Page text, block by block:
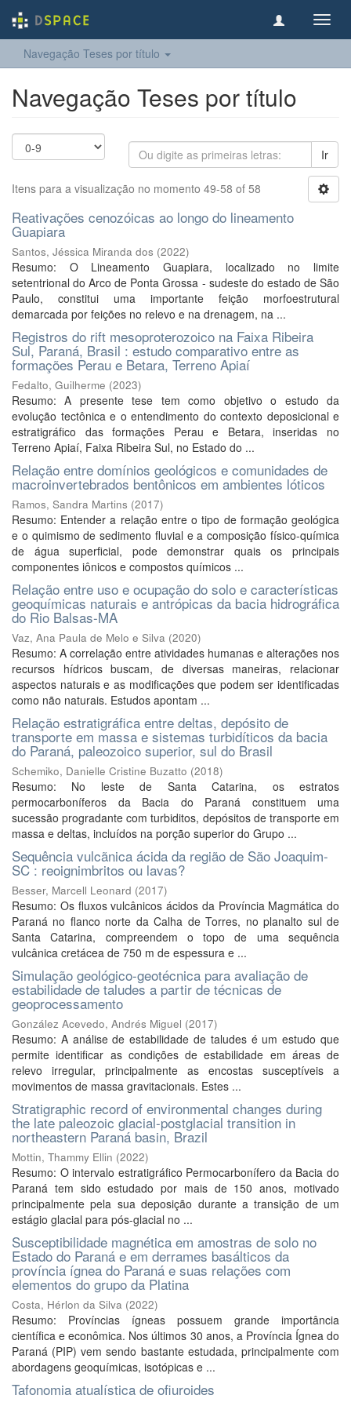
Navegação Teses por título
Navegação Teses por título
Ir
Itens para a visualização no momento 49-58 of 58
Reativações cenozóicas ao longo do lineamento
Guapiara
Santos, Jéssica Miranda dos (2022)
Resumo: O Lineamento Guapiara, localizado no limite
setentrional do Arco de Ponta Grossa - sudeste do estado de São
Paulo, constitui uma importante feição morfoestrutural
demarcada por feições no relevo e na drenagem, na ...
Registros do rift mesoproterozoico na Faixa Ribeira
Sul, Paraná, Brasil : estudo comparativo entre as
formações Perau e Betara, Terreno Apiaí
Fedalto, Guilherme (2023)
Resumo: A presente tese tem como objetivo o estudo da
evolução tectônica e o entendimento do contexto deposicional e
estratigráfico das formações Perau e Betara, inseridas no
Terreno Apiaí, Faixa Ribeira Sul, no Estado do ...
Relação entre domínios geológicos e comunidades de
macroinvertebrados bentônicos em ambientes lóticos
Ramos, Sandra Martins (2017)
Resumo: Entender a relação entre o tipo de formação geológica
e o quimismo de sedimento fluvial e a composição físico-química
de água superficial, pode demonstrar quais os principais
componentes iônicos e compostos químicos ...
Relação entre uso e ocupação do solo e características
geoquímicas naturais e antrópicas da bacia hidrográfica
do Rio Balsas-MA
Vaz, Ana Paula de Melo e Silva (2020)
Resumo: A correlação entre atividades humanas e alterações nos
recursos hídricos buscam, de diversas maneiras, relacionar
aspectos naturais e as modificações que podem ser identificadas
como não naturais. Estudos apontam ...
Relação estratigráfica entre deltas, depósito de
transporte em massa e sistemas turbidíticos da bacia
do Paraná, paleozoico superior, sul do Brasil
Schemiko, Danielle Cristine Buzatto (2018)
Resumo: No leste de Santa Catarina, os estratos
permocarboníferos da Bacia do Paraná constituem uma
sucessão progradante com turbiditos, depósitos de transporte em
massa e deltas, incluídos na porção superior do Grupo ...
Sequência vulcãnica ácida da região de São Joaquim-
SC : reoignimbritos ou lavas?
Besser, Marcell Leonard (2017)
Resumo: Os fluxos vulcânicos ácidos da Província Magmática do
Paraná no flanco norte da Calha de Torres, no planalto sul de
Santa Catarina, compreendem o topo de uma sequência
vulcânica cretácea de 750 m de espessura e ...
Simulação geológico-geotécnica para avaliação de
estabilidade de taludes a partir de técnicas de
geoprocessamento
González Acevedo, Andrés Miguel (2017)
Resumo: A análise de estabilidade de taludes é um estudo que
permite identificar as condições de estabilidade em áreas de
relevo irregular, principalmente as encostas susceptíveis a
movimentos de massa gravitacionais. Estes ...
Stratigraphic record of environmental changes during
the late paleozoic glacial-postglacial transition in
northeastern Paraná basin, Brazil
Mottin, Thammy Ellin (2022)
Resumo: O intervalo estratigráfico Permocarbonífero da Bacia do
Paraná tem sido estudado por mais de 150 anos, motivado
principalmente pela sua deposição durante a transição de um
estágio glacial para pós-glacial no ...
Susceptibilidade magnética em amostras de solo no
Estado do Paraná e em derrames basálticos da
província ígnea do Paraná e suas relações com
elementos do grupo da Platina
Costa, Hérlon da Silva (2022)
Resumo: Províncias ígneas possuem grande importância
científica e econômica. Nos últimos 30 anos, a Província Ígnea do
Paraná (PIP) vem sendo bastante estudada, principalmente com
abordagens geoquímicas, isotópicas e ...
Tafonomia atualística de ofiuroides